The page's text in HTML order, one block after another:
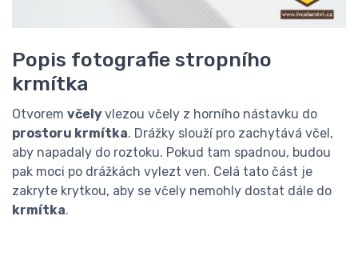
Popis fotografie stropního
krmítka
Otvorem včelyvlezou včely z horního nástavku do
prostoru krmítka. Drážky slouží pro zachytává včel,
aby napadaly do roztoku. Pokud tam spadnou, budou
pak moci po drážkách vylezt ven. Celá tato část je
zakryte krytkou, aby se včely nemohly dostat dále do
krmítka.